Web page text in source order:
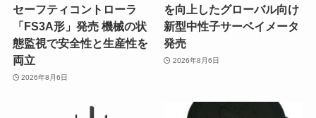
セーフティコントローラ
「FS3A形」発売 機械の状
態監視で安全性と生産性を
両立
2026年8月6日
を向上したグローバル向け
新型中性子サーベイメータ
発売
2026年8月6日